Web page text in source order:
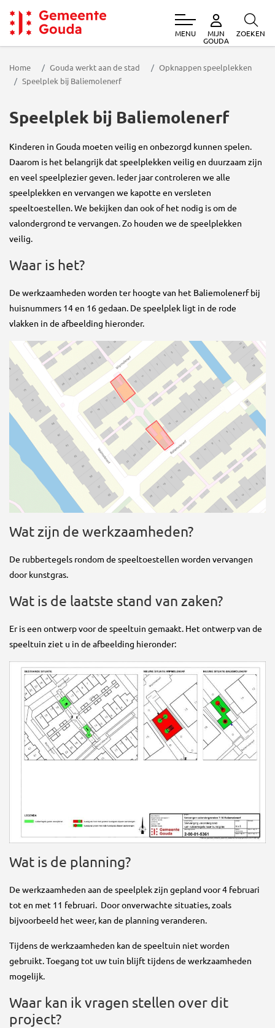
Gemeente Gouda
MENU MIJN
GOUDA
ZOEKEN
Home Gouda werkt aan de stad
Opknappen speelplekken
Speelplek bij Baliemolenerf
Speelplek bij Baliemolenerf
Kinderen in Gouda moeten veilig en onbezorgd kunnen spelen.
Daarom is het belangrijk dat speelplekken veilig en duurzaam zijn
en veel speelplezier geven. Ieder jaar controleren we alle
speelplekken en vervangen we kapotte en versleten
speeltoestellen. We bekijken dan ook of het nodig is om de
valondergrond te vervangen. Zo houden we de speelplekken
veilig.
Waar is het?
De werkzaamheden worden ter hoogte van het Baliemolenerf bij
huisnummers 14 en 16 gedaan. De speelplek ligt in de rode
vlakken in de afbeelding hieronder.
Wat zijn de werkzaamheden?
De rubbertegels rondom de speeltoestellen worden vervangen
door kunstgras.
Wat is de laatste stand van zaken?
Er is een ontwerp voor de speeltuin gemaakt. Het ontwerp van de
speeltuin ziet u in de afbeelding hieronder:
Wat is de planning?
De werkzaamheden aan de speelplek zijn gepland voor 4 februari
tot en met 11 februari. Door onverwachte situaties, zoals
bijvoorbeeld het weer, kan de planning veranderen.
Tijdens de werkzaamheden kan de speeltuin niet worden
gebruikt. Toegang tot uw tuin blijft tijdens de werkzaamheden
mogelijk.
Waar kan ik vragen stellen over dit
project?